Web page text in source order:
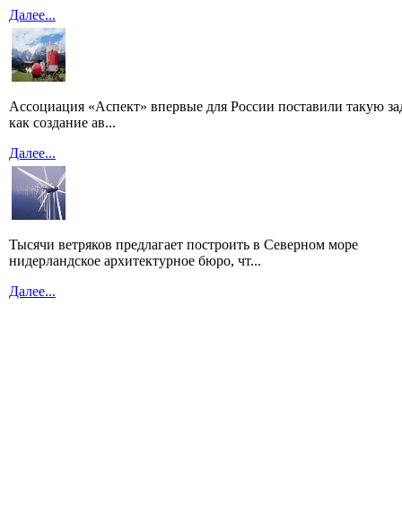
Далее...
Ассоциация «Аспект» впервые для России поставили такую
как создание ав...
Далее...
Тысячи ветряков предлагает построить в Северном море
нидерландское архитектурное бюро, чт...
Далее...